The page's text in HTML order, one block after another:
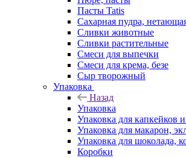
Пасты Tatis
Сахарная пудра,
Сливки животные
Сливки растительные
Смеси для выпечки
Смеси для крема, безе
Сыр творожный
Упаковка
Назад
Упаковка
Упаковка для капкейков
Упаковка для макарон,
Упаковка для шоколада,
Коробки